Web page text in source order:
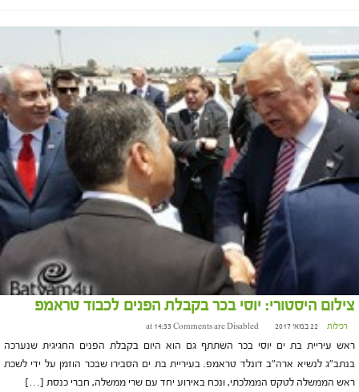
צילום היסטורי: יוסי בכר בקבלת הפנים לכבוד טראמפ
רכילות 22 במאי 2017 at 14:33 Comments are Disabled
ראש עיריית בת ים יוסי בכר השתתף גם הוא היום בקבלת הפנים החגיגית שנערכה
בנתב"ג לנשיא ארה"ב דונלד טראמפ. בעיריית בת ים הסבירו שבכר הוזמן על ידי לשכת
ראש הממשלה לטקס הממלכתי, ונכח באירוע יחד עם שרי ממשלה, חברי כנסת […]